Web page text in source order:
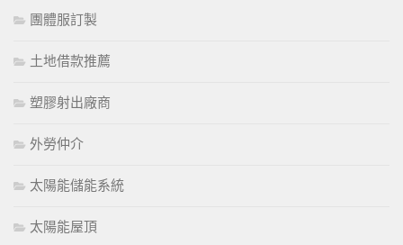
團體服訂製
土地借款推薦
塑膠射出廠商
外勞仲介
太陽能儲能系統
太陽能屋頂